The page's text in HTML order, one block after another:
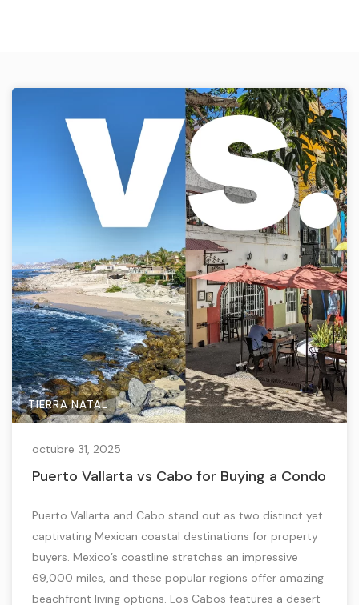
TIERRA NATAL
octubre 31, 2025
Puerto Vallarta vs Cabo for Buying a Condo
Puerto Vallarta and Cabo stand out as two distinct yet
captivating Mexican coastal destinations for property
buyers. Mexico’s coastline stretches an impressive
69,000 miles, and these popular regions offer amazing
beachfront living options. Los Cabos features a desert